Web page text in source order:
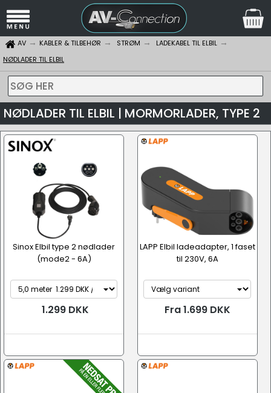
AV KABLER & TILBEHØR STRØM
LADEKABEL TIL ELBIL
NØDLADER TIL ELBIL
SØG HER
NØDLADER TIL ELBIL | MORMORLADER, TYPE 2
Sinox Elbil type 2 nødlader
(mode2 - 6A)
1.299 DKK
LAPP Elbil ladeadapter, 1 faset
til 230V, 6A
Fra 1.699 DKK